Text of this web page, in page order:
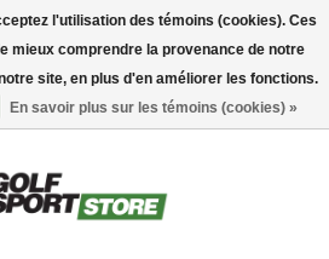
l'utilisation des témoins (cookies). Ces
mieux comprendre la provenance de notre
site, en plus d'en améliorer les fonctions.
En savoir plus sur les témoins (cookies) »